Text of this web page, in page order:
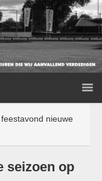
nieuwe
seizoen op